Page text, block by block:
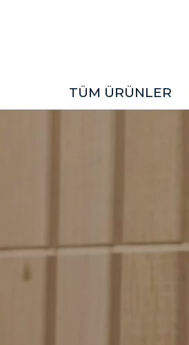
TÜM ÜRÜNLER